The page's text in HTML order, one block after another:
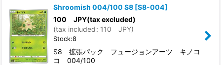
Shroomish 004/100 S8 [S8-004]
100 JPY(tax excluded)
(tax included: 110 JPY)
Stock:8
S8 拡張パック フュージョンアーツ キノコ
コ 004/100